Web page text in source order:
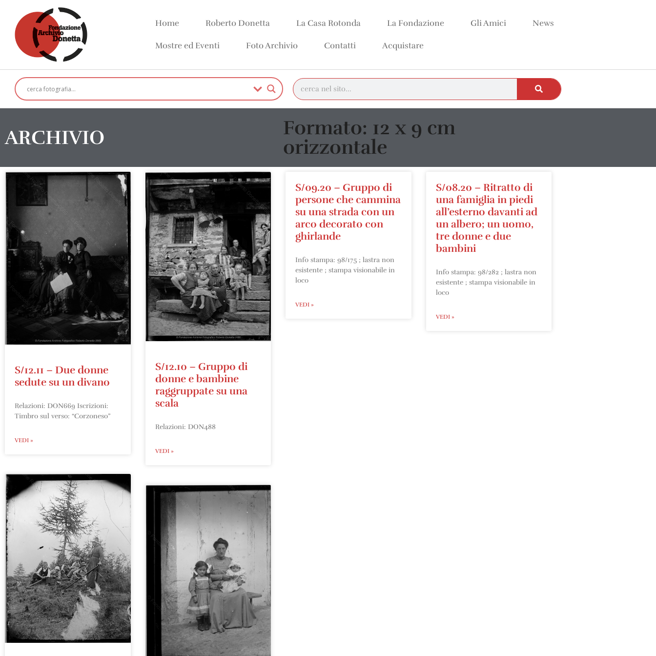
Home Roberto Donetta La Casa Rotonda La Fondazione Gli Amici News
Mostre ed Eventi Foto Archivio Contatti Acquistare
ARCHIVIO
Formato: 12 x 9 cm
orizzontale
S/12.11 – Due donne
sedute su un divano
Relazioni: DON669 Iscrizioni:
Timbro sul verso: “Corzoneso”
VEDI »
S/12.10 – Gruppo di
donne e bambine
raggruppate su una
scala
Relazioni: DON488
VEDI »
S/09.20 – Gruppo di
persone che cammina
su una strada con un
arco decorato con
ghirlande
Info stampa: 98/175 ; lastra non
esistente ; stampa visionabile in
loco
VEDI »
S/08.20 – Ritratto di
una famiglia in piedi
all’esterno davanti ad
un albero; un uomo,
tre donne e due
bambini
Info stampa: 98/282 ; lastra non
esistente ; stampa visionabile in
loco
VEDI »